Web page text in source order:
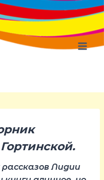
Лидии